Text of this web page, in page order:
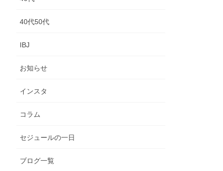
40代50代
IBJ
お知らせ
インスタ
コラム
セジュールの一日
ブログ一覧